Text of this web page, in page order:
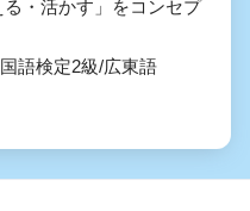
・活かす」をコンセプ
語検定2級/広東語